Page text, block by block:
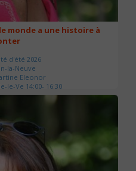
monde a une histoire à
d'été 2026
la-Neuve
Eleonor
Je-Ve 14:00- 16:30
séances : 3